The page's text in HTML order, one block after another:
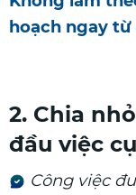
hoạch ngay từ
2. Chia
đầu việc
Công việc